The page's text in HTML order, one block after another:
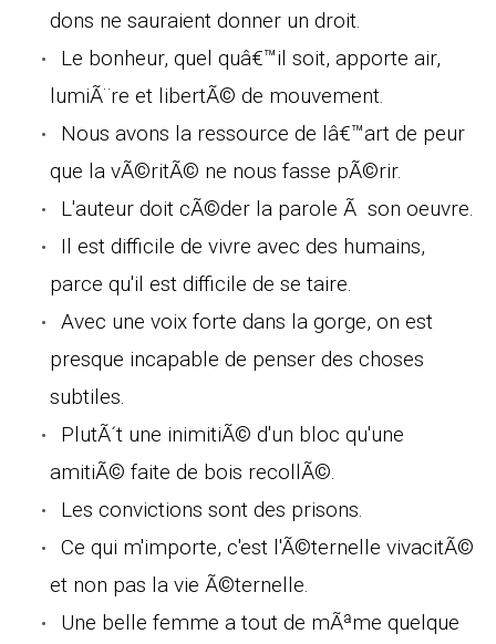
dons ne sauraient donner un droit.
Le bonheur, quel quâ€™il soit, apporte air,
lumiÃ¨re et libertÃ© de mouvement.
Nous avons la ressource de lâ€™art de peur
que la vÃ©ritÃ© ne nous fasse pÃ©rir.
L'auteur doit cÃ©der la parole Ã son oeuvre.
Il est difficile de vivre avec des humains,
parce qu'il est difficile de se taire.
Avec une voix forte dans la gorge, on est
presque incapable de penser des choses
subtiles.
PlutÃ´t une inimitiÃ© d'un bloc qu'une
amitiÃ© faite de bois recollÃ©.
Les convictions sont des prisons.
Ce qui m'importe, c'est l'Ã©ternelle vivacitÃ©
et non pas la vie Ã©ternelle.
Une belle femme a tout de mÃªme quelque